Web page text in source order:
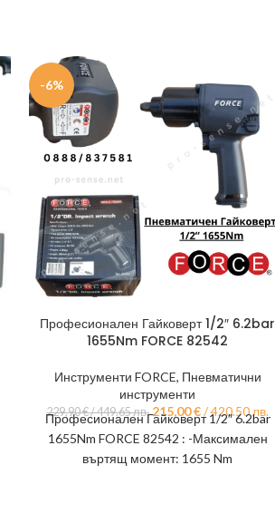
-6%
Професионален Гайковерт 1/2″ 6.2bar
1655Nm FORCE 82542
Инструменти FORCE, Пневматични
инструменти
229,90€/ 449.65 лв. 215,00€/ 420.50 лв.
Професионален Гайковерт 1/2″ 6.2bar
1655Nm FORCE 82542 : -Максимален
въртящ момент: 1655 Nm